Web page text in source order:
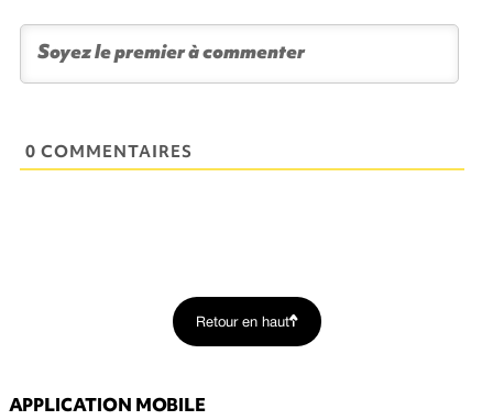
0 COMMENTAIRES
Retour en haut
APPLICATION MOBILE